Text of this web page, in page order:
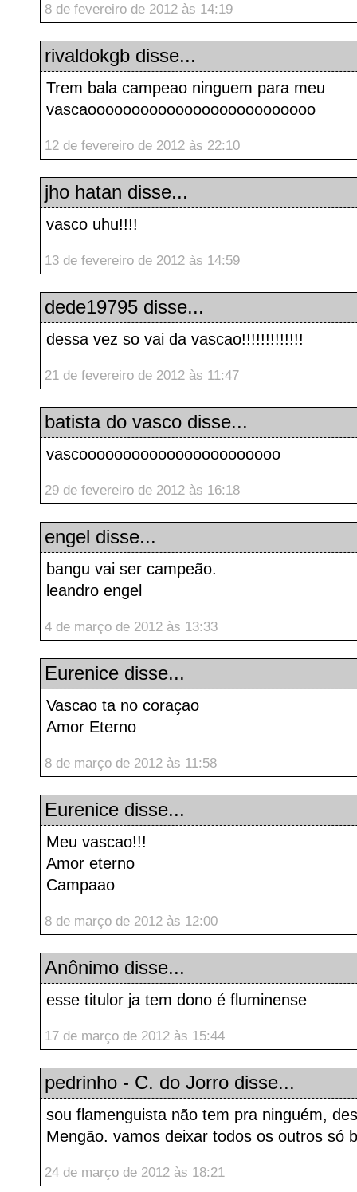
8 de fevereiro de 2012 às 14:19
rivaldokgb disse...
Trem bala campeao ninguem para meu
vascaoooooooooooooooooooooooooo
12 de fevereiro de 2012 às 22:10
jho hatan disse...
vasco uhu!!!!
13 de fevereiro de 2012 às 14:59
dede19795 disse...
dessa vez so vai da vascao!!!!!!!!!!!!!
21 de fevereiro de 2012 às 11:47
batista do vasco disse...
vascooooooooooooooooooooooo
29 de fevereiro de 2012 às 16:18
engel disse...
bangu vai ser campeão.
leandro engel
4 de março de 2012 às 13:33
Eurenice disse...
Vascao ta no coraçao
Amor Eterno
8 de março de 2012 às 11:58
Eurenice disse...
Meu vascao!!!
Amor eterno
Campaao
8 de março de 2012 às 12:00
Anônimo disse...
esse titulor ja tem dono é fluminense
17 de março de 2012 às 15:44
pedrinho - C. do Jorro disse...
sou flamenguista não tem pra ninguém,
Mengão. vamos deixar todos os outros só
24 de março de 2012 às 18:21